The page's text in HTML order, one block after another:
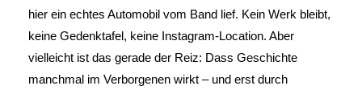
hier ein echtes Automobil vom Band lief. Kein Werk bleibt,
keine Gedenktafel, keine Instagram-Location. Aber
vielleicht ist das gerade der Reiz: Dass Geschichte
manchmal im Verborgenen wirkt – und erst durch